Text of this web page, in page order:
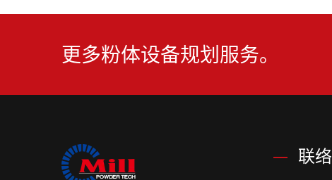
更多粉体设备规划服务。
联